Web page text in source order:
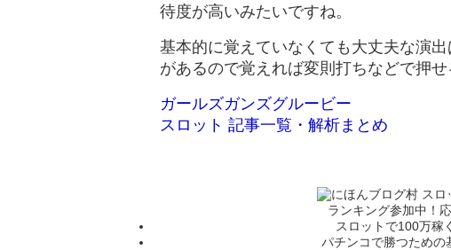
待度が高いみたいですね。
基本的に覚えていなくても大丈夫な演
があるので覚えれば変則打ちなどで押せ
ガールズガンズグルービー
スロット 記事一覧・解析まとめ
ランキング参加中！
スロットで100万稼
パチンコで勝つための